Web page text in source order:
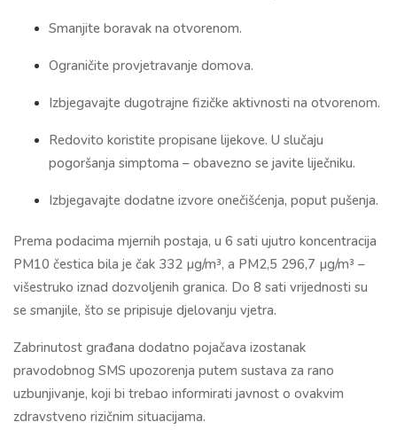
Smanjite boravak na otvorenom.
Ograničite provjetravanje domova.
Izbjegavajte dugotrajne fizičke aktivnosti na otvorenom.
Redovito koristite propisane lijekove. U slučaju
pogoršanja simptoma – obavezno se javite liječniku.
Izbjegavajte dodatne izvore onečišćenja, poput pušenja.
Prema podacima mjernih postaja, u 6 sati ujutro koncentracija
PM10 čestica bila je čak 332 µg/m³, a PM2,5 296,7 µg/m³ –
višestruko iznad dozvoljenih granica. Do 8 sati vrijednosti su
se smanjile, što se pripisuje djelovanju vjetra.
Zabrinutost građana dodatno pojačava izostanak
pravodobnog SMS upozorenja putem sustava za rano
uzbunjivanje, koji bi trebao informirati javnost o ovakvim
zdravstveno rizičnim situacijama.